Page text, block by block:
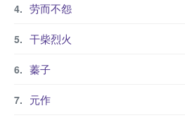
劳而不怨
干柴烈火
蓁子
元作